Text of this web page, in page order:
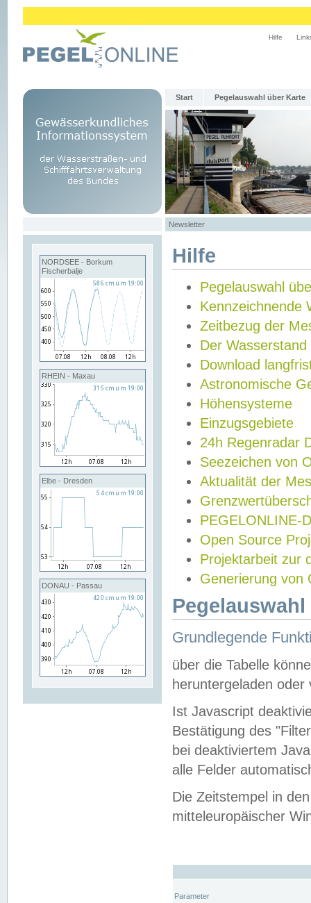
Hilfe
Start Pegelauswahl über Karte
Newsletter
NORDSEE - Borkum
Fischerbalje
RHEIN - Maxau
Elbe - Dresden
DONAU - Passau
Hilfe
Pegelauswahl
Kennzeichnende
Zeitbezug der
Der Wasserstand
Download
Astronomische
Höhensysteme
Einzugsgebiete
24h Regenradar
Seezeichen von
Aktualität der
PEGELONLINE-
Open Source
Projektarbeit zur
Generierung von
Grundlegende
über die Tabelle
heruntergeladen oder
Ist Javascript
Bestätigung des
bei deaktiviertem
alle Felder
Die Zeitstempel in
mitteleuropäischer
Parameter